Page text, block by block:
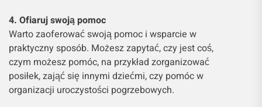
4. Ofiaruj swoją pomoc
Warto zaoferować swoją pomoc i wsparcie w
praktyczny sposób. Możesz zapytać, czy jest coś,
czym możesz pomóc, na przykład zorganizować
posiłek, zająć się innymi dziećmi, czy pomóc w
organizacji uroczystości pogrzebowych.